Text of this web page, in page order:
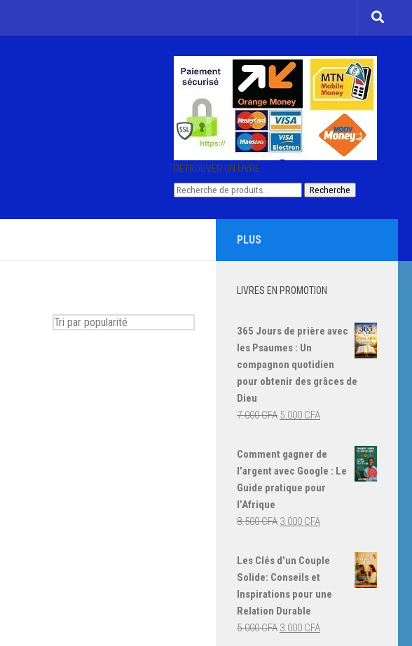
RETROUVER UN LIVRE
Recherche
Recherche
PLUS
LIVRES EN PROMOTION
365 Jours de prière avec
les Psaumes : Un
compagnon quotidien
pour obtenir des grâces de
Dieu
7.000CFA Le
était :
7.000 CFA.
5.000 CFALe
actuel
est :
5.000 CFA.
Comment gagner de
l’argent avec Google : Le
Guide pratique pour
l’Afrique
8.500CFA Le
initial
était :
3.000 CFALe
actuel
3.000 CFA.
Les Clés d'un Couple
Solide: Conseils et
Inspirations pour une
Relation Durable
5.000CFA Le
3.000 CFALe